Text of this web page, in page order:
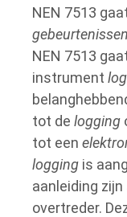
NEN 7513
gebeurtenissen
NEN 7513
instrument
tot de logging
tot een
logging is
aanleiding
overtreder.